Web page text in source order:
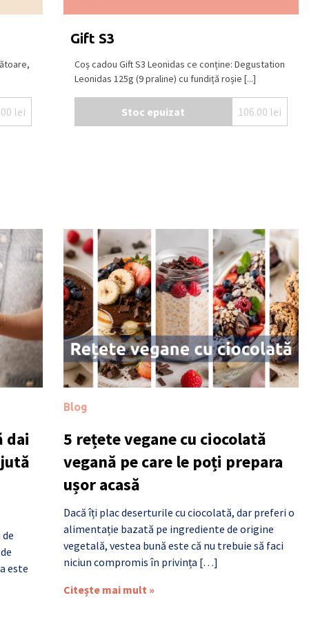
lei
Gift S3
Coș cadou Gift S3 Leonidas ce conține: Degustation
Leonidas 125g (9 praline) cu fundiță roșie [...]
Stoc epuizat 106.00 lei
dai
este
Blog
5 rețete vegane cu ciocolată
vegană pe care le poți prepara
ușor acasă
Dacă îți plac deserturile cu ciocolată, dar preferi o
alimentație bazată pe ingrediente de origine
vegetală, vestea bună este că nu trebuie să faci
niciun compromis în privința […]
Citește mai mult »